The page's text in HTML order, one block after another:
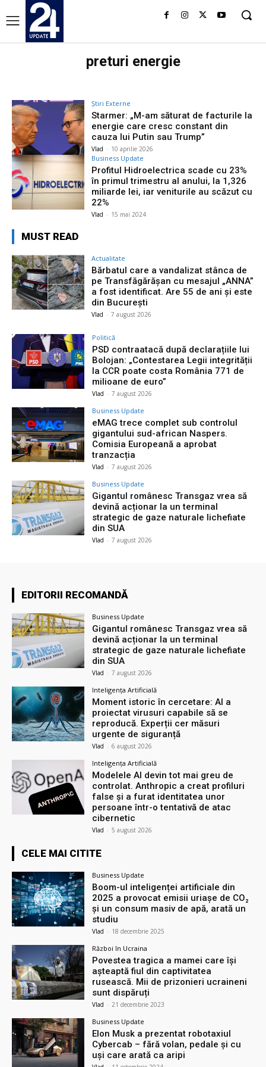
preturi energie
Știri Externe
Starmer: „M-am săturat de facturile la
energie care cresc constant din
cauza lui Putin sau Trump”
Vlad - 10 aprilie 2026
Business Update
Profitul Hidroelectrica scade cu 23%
în primul trimestru al anului, la 1,326
miliarde lei, iar veniturile au scăzut cu
22%
Vlad - 15 mai 2024
MUST READ
Actualitate
Bărbatul care a vandalizat stânca de
pe Transfăgărășan cu mesajul „ANNA”
a fost identificat. Are 55 de ani și este
din București
Vlad - 7 august 2026
Politică
PSD contraatacă după declarațiile lui
Bolojan: „Contestarea Legii integrității
la CCR poate costa România 771 de
milioane de euro”
Vlad - 7 august 2026
Business Update
eMAG trece complet sub controlul
gigantului sud-african Naspers.
Comisia Europeană a aprobat
tranzacția
Vlad - 7 august 2026
Business Update
Gigantul românesc Transgaz vrea să
devină acționar la un terminal
strategic de gaze naturale lichefiate
din SUA
Vlad - 7 august 2026
EDITORII RECOMANDĂ
Business Update
Gigantul românesc Transgaz vrea să
devină acționar la un terminal
strategic de gaze naturale lichefiate
din SUA
Vlad - 7 august 2026
Inteligența Artificială
Moment istoric în cercetare: AI a
proiectat virusuri capabile să se
reproducă. Experții cer măsuri
urgente de siguranță
Vlad - 6 august 2026
Inteligența Artificială
Modelele AI devin tot mai greu de
controlat. Anthropic a creat profiluri
false și a furat identitatea unor
persoane într-o tentativă de atac
cibernetic
Vlad - 5 august 2026
CELE MAI CITITE
Business Update
Boom-ul inteligenței artificiale din
2025 a provocat emisii uriașe de CO₂
și un consum masiv de apă, arată un
studiu
Vlad - 18 decembrie 2025
Război în Ucraina
Povestea tragica a mamei care își
așteaptă fiul din captivitatea
rusească. Mii de prizonieri ucraineni
sunt dispăruți
Vlad - 21 decembrie 2023
Business Update
Elon Musk a prezentat robotaxiul
Cyberсab – fără volan, pedale și cu
uși care arată ca aripi